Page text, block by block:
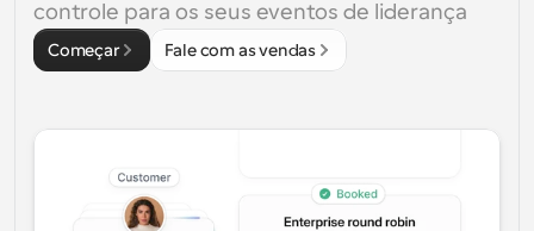
controle para os seus eventos de liderança
Começar Fale com as vendas